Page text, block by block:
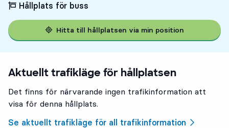
Hållplats för buss
Hitta till hållplatsen via min position
Aktuellt trafikläge för hållplatsen
Det finns för närvarande ingen trafikinformation att
visa för denna hållplats.
Se aktuellt trafikläge för all trafikinformation